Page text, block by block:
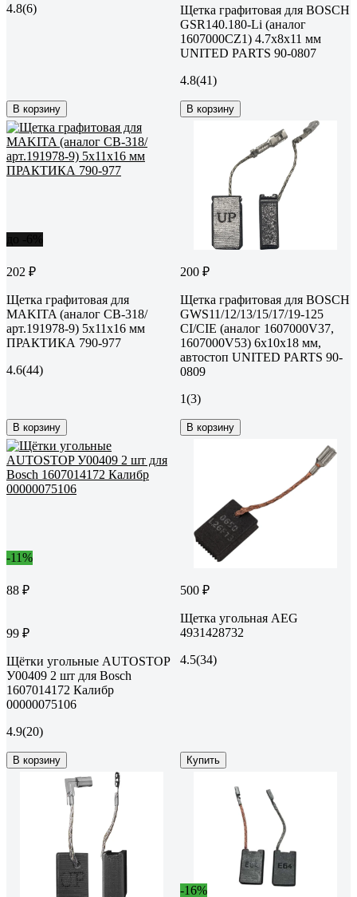
4.8(6)
В корзину
Щетка графитовая для BOSCH
GSR140.180-Li (аналог
1607000CZ1) 4.7x8х11 мм
UNITED PARTS 90-0807
4.8(41)
В корзину
202 ₽
Щетка графитовая для
MAKITA (аналог CB-318/
арт.191978-9) 5x11x16 мм
ПРАКТИКА 790-977
4.6(44)
В корзину
200 ₽
Щетка графитовая для BOSCH
GWS11/12/13/15/17/19-125
CI/CIE (аналог 1607000V37,
1607000V53) 6x10x18 мм,
автостоп UNITED PARTS 90-
0809
1(3)
В корзину
-11%
88 ₽
99 ₽
Щётки угольные AUTOSTOP
У00409 2 шт для Bosch
1607014172 Калибр
00000075106
4.9(20)
В корзину
500 ₽
Щетка угольная AEG
4931428732
4.5(34)
Купить
-16%